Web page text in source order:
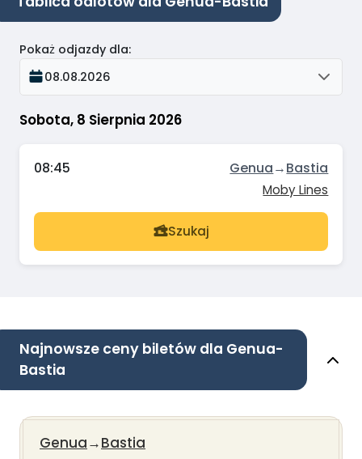
Sobota, 8 Sierpnia 2026
Pokaż odjazdy dla:
08.08.2026
08:45 Genua→Bastia
Moby Lines
Szukaj
Najnowsze ceny biletów dla Genua-
Bastia
Genua→Bastia